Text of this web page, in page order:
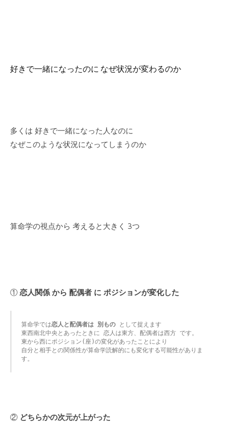
好きで一緒になったのに なぜ状況が変わるのか
多くは 好きで一緒になった人なのに
なぜこのような状況になってしまうのか
算命学の視点から 考えると大きく 3つ
① 恋人関係 から 配偶者 に ポジションが変化した
算命学では恋人と配偶者は 別もの として捉えます
東西南北中央とあったときに 恋人は東方、配偶者は西方 です。
東から西にポジション(座)の変化があったことにより
自分と相手との関係性が算命学読解的にも変化する可能性がありま
す。
② どちらかの次元が上がった